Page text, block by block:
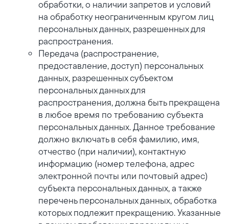
обработки, о наличии запретов и условий
на обработку неограниченным кругом лиц
персональных данных, разрешенных для
распространения.
Передача (распространение,
предоставление, доступ) персональных
данных, разрешенных субъектом
персональных данных для
распространения, должна быть прекращена
в любое время по требованию субъекта
персональных данных. Данное требование
должно включать в себя фамилию, имя,
отчество (при наличии), контактную
информацию (номер телефона, адрес
электронной почты или почтовый адрес)
субъекта персональных данных, а также
перечень персональных данных, обработка
которых подлежит прекращению. Указанные